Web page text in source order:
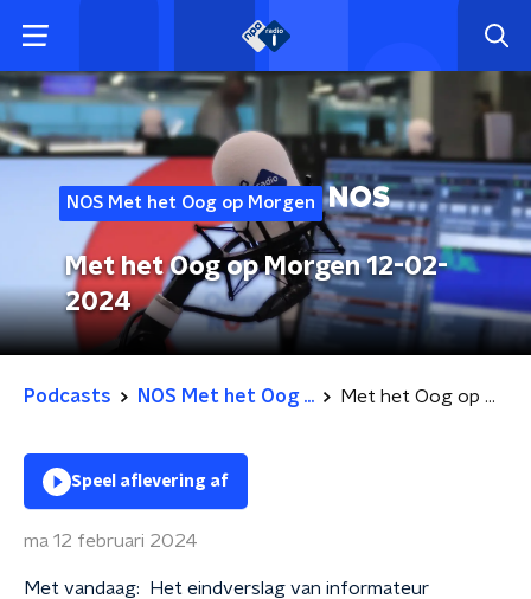
NOS Met het Oog op Morgen
Met het Oog op Morgen 12-02-
2024
Podcasts NOS Met het Oog ... Met het Oog op Morgen 12-02-2024
Speel aflevering af
ma 12 februari 2024
Met vandaag: Het eindverslag van informateur